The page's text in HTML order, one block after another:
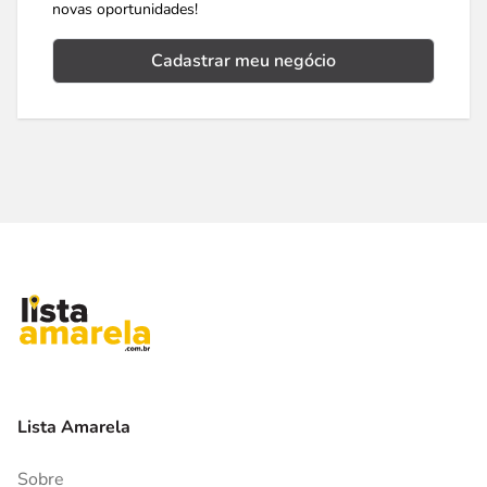
novas oportunidades!
Cadastrar meu negócio
Lista Amarela
Sobre